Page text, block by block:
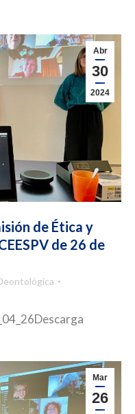
Abr
30
2024
de Ética y
de 26 de
Mar
26